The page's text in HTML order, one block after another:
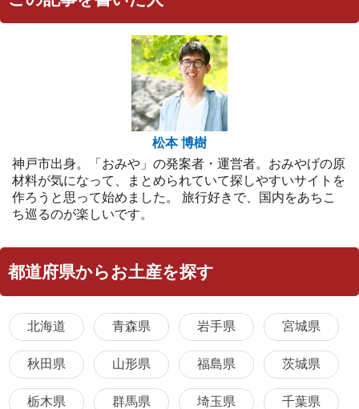
松本 博樹
神戸市出身。「おみや」の発案者・運営者。おみやげの原
材料が気になって、まとめられていて探しやすいサイトを
作ろうと思って始めました。 旅行好きで、国内をあちこ
ち巡るのが楽しいです。
都道府県からお土産を探す
北海道 青森県 岩手県 宮城県
秋田県 山形県 福島県 茨城県
栃木県 群馬県 埼玉県 千葉県